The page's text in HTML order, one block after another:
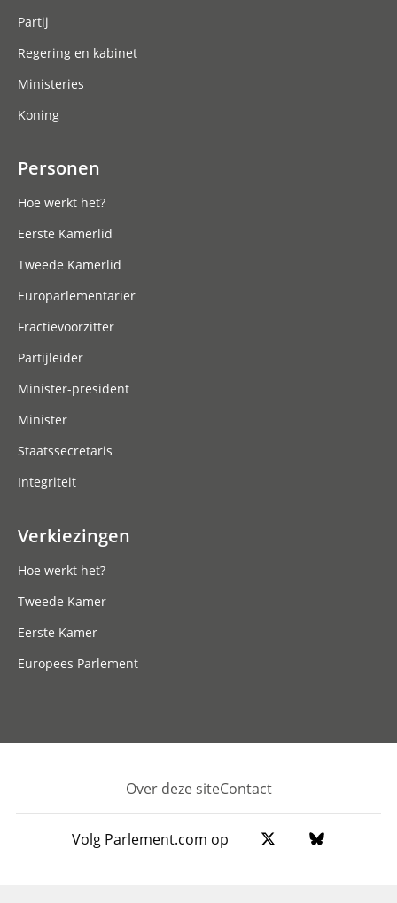
Partij
Regering en kabinet
Ministeries
Koning
Personen
Hoe werkt het?
Eerste Kamerlid
Tweede Kamerlid
Europarlementariër
Fractievoorzitter
Partijleider
Minister-president
Minister
Staatssecretaris
Integriteit
Verkiezingen
Hoe werkt het?
Tweede Kamer
Eerste Kamer
Europees Parlement
Footer
Over deze siteContact
Volg Parlement.com op